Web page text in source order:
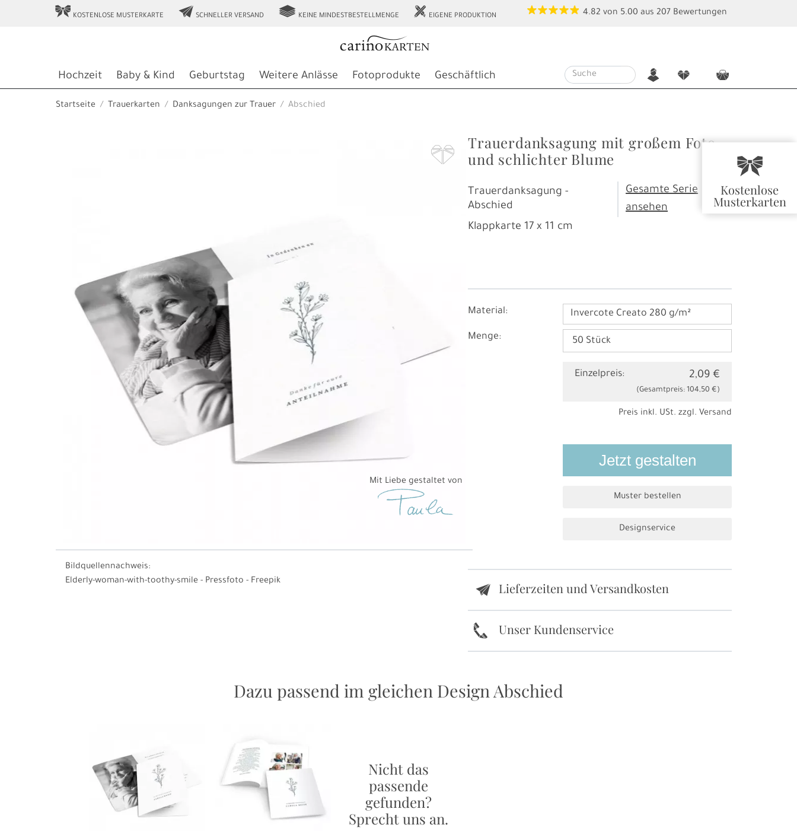
r
Kostenlose
Musterkarten
r KOSTENLOSE MUSTERKARTE e SCHNELLER VERSAND g KEINE MINDESTBESTELLMENGE h EIGENE PRODUKTION 4.82 von 5.00 aus 207 Bewertungen
Hochzeit Baby & Kind Geburtstag Weitere Anlässe Fotoprodukte Geschäftlich n f c
Startseite Trauerkarten Danksagungen zur Trauer Abschied
F
Mit Liebe gestaltet von
Bildquellennachweis:
Elderly-woman-with-toothy-smile - Pressfoto - Freepik
Trauerdanksagung mit großem Foto
und schlichter Blume
Trauerdanksagung -
Abschied
Gesamte Serie
ansehen
Klappkarte 17 x 11 cm
Material: Invercote Creato 280 g/m²
Menge:
Einzelpreis: 2,09 €
(Gesamtpreis: 104,50 €)
Preis inkl. USt. zzgl. Versand
Jetzt gestalten
Muster bestellen
Designservice
e Lieferzeiten und Versandkosten
k Unser Kundenservice
Dazu passend im gleichen Design Abschied
Nicht das
passende
gefunden?
Sprecht uns an.